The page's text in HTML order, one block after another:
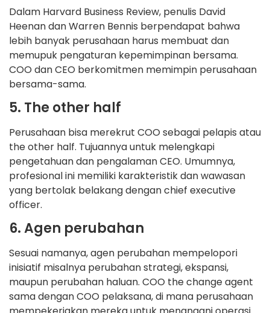
Dalam Harvard Business Review, penulis David
Heenan dan Warren Bennis berpendapat bahwa
lebih banyak perusahaan harus membuat dan
memupuk pengaturan kepemimpinan bersama.
COO dan CEO berkomitmen memimpin perusahaan
bersama-sama.
5. The other half
Perusahaan bisa merekrut COO sebagai pelapis atau
the other half. Tujuannya untuk melengkapi
pengetahuan dan pengalaman CEO. Umumnya,
profesional ini memiliki karakteristik dan wawasan
yang bertolak belakang dengan chief executive
officer.
6. Agen perubahan
Sesuai namanya, agen perubahan mempelopori
inisiatif misalnya perubahan strategi, ekspansi,
maupun perubahan haluan. COO the change agent
sama dengan COO pelaksana, di mana perusahaan